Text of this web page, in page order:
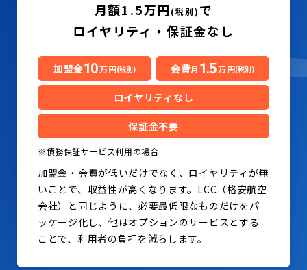
月額1.5万円(税別) で
ロイヤリティ・保証金なし
加盟金10万円(税別) 会費月 1.5万円(税別)
ロイヤリティなし
保証金不要
※債務保証サービス利用の場合
加盟金・会費が低いだけでなく、ロイヤリティが無
いことで、収益性が高くなります。LCC（格安航空
会社）と同じように、必要最低限なものだけをパ
ッケージ化し、他はオプションのサービスとする
ことで、利用者の負担を減らします。